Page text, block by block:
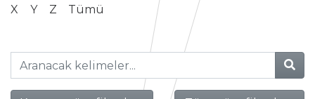
X
Y Z Tümü